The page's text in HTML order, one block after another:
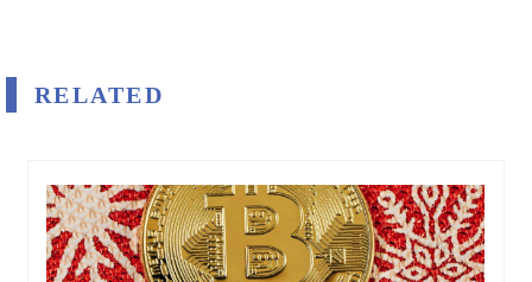
RELATED